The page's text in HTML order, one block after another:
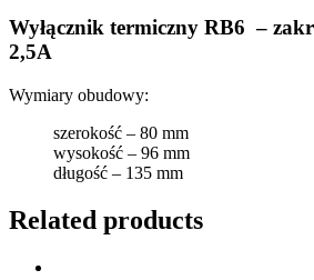
Wyłącznik termiczny RB6 –
2,5A
Wymiary obudowy:
szerokość – 80 mm
wysokość – 96 mm
długość – 135 mm
Related products